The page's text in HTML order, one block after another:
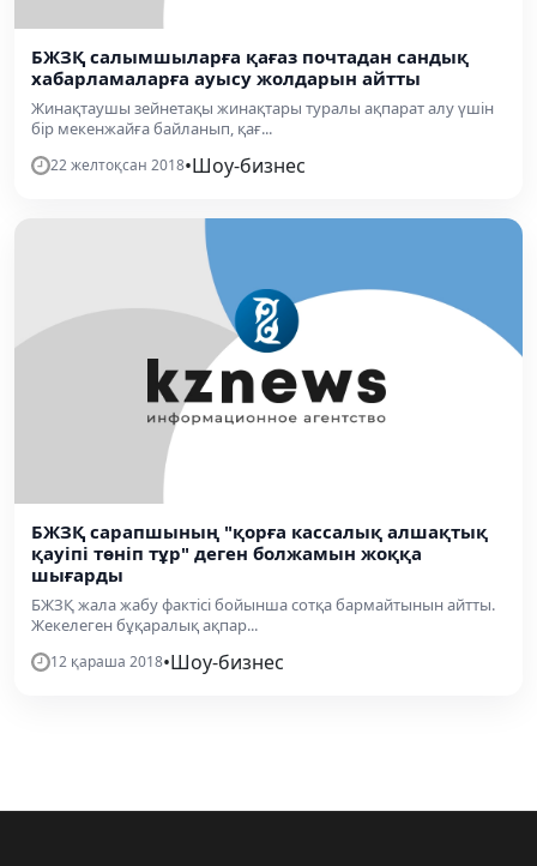
БЖЗҚ салымшыларға қағаз почтадан сандық
хабарламаларға ауысу жолдарын айтты
Жинақтаушы зейнетақы жинақтары туралы ақпарат алу үшін
бір мекенжайға байланып, қағ...
22 желтоқсан 2018•Шоу-бизнес
БЖЗҚ сарапшының "қорға кассалық алшақтық
қауіпі төніп тұр" деген болжамын жоққа
шығарды
БЖЗҚ жала жабу фактісі бойынша сотқа бармайтынын айтты.
Жекелеген бұқаралық ақпар...
12 қараша 2018•Шоу-бизнес